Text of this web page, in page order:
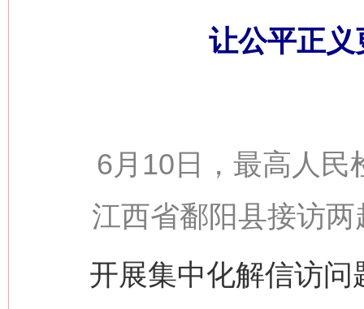
让公平正
6月10日，最高人民
江西省鄱阳县接访
开展集中化解信访问